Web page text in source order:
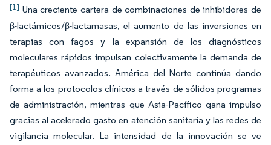
[1] Una creciente cartera de combinaciones de inhibidores de
β-lactámicos/β-lactamasas, el aumento de las inversiones en
terapias con fagos y la expansión de los diagnósticos
moleculares rápidos impulsan colectivamente la demanda de
terapéuticos avanzados. América del Norte continúa dando
forma a los protocolos clínicos a través de sólidos programas
de administración, mientras que Asia-Pacífico gana impulso
gracias al acelerado gasto en atención sanitaria y las redes de
vigilancia molecular. La intensidad de la innovación se ve